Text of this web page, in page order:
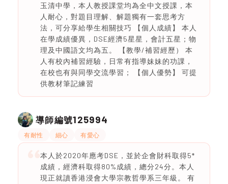
玉清中學，本人教授課堂均為全中文授課，本
人耐心，對題目理解、解題獨有一套思考方
法，可分享給學生相關技巧 【個人成績】 本人
在學成績優異，DSE經濟5星星，會計五星；物
理及中國語文均為五。 【教學/補習經歷） 本
人有校內補習經驗，日常有指導妹妹的功課，
在校也有與同學交流學習； 【個人優勢】 可提
供教材筆記練習
導師編號125994
有耐性 細心 有愛心
本人於2020年應考DSE，並於企會財科取得5*
成績，經濟科取得80%成績，總分24分。本人
現正就讀香港浸會大學宗教哲學系三年級。 有